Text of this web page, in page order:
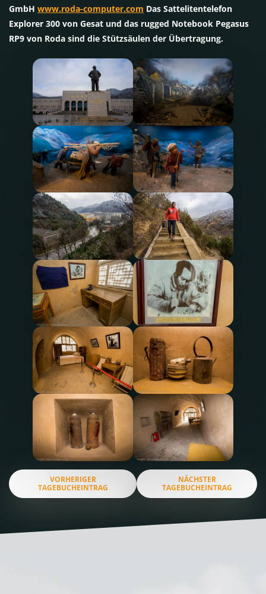
GmbH www.roda-computer.com Das Sattelitentelefon
Explorer 300 von Gesat und das rugged Notebook Pegasus
RP9 von Roda sind die Stützsäulen der Übertragung.
VORHERIGER
TAGEBUCHEINTRAG
NÄCHSTER
TAGEBUCHEINTRAG